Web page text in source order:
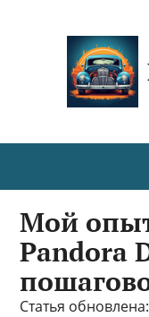
Мой
Pandora
Статья